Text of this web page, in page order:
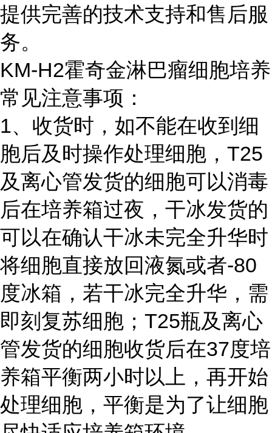
提供完善的技术支持和售后服
务。
KM-H2霍奇金淋巴瘤细胞培养
常见注意事项：
1、收货时，如不能在收到细
胞后及时操作处理细胞，T25
及离心管发货的细胞可以消毒
后在培养箱过夜，干冰发货的
可以在确认干冰未完全升华时
将细胞直接放回液氮或者-80
度冰箱，若干冰完全升华，需
即刻复苏细胞；T25瓶及离心
管发货的细胞收货后在37度培
养箱平衡两小时以上，再开始
处理细胞，平衡是为了让细胞